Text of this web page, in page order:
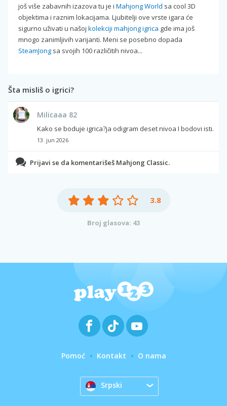
još više zabavnih izazova tu je i Mahjong World sa cool 3D
objektima i raznim lokacijama. Ljubitelji ove vrste igara će
sigurno uživati u našoj kolekciji mahjong igrica gde ima još
mnogo zanimljivih varijanti. Meni se posebno dopada
SteamJong sa svojih 100 različitih nivoa...
Šta misliš o igrici?
Milicaaa 82
Kako se boduje igrica?ja odigram deset nivoa I bodovi isti.
13. jun 2026
Prijavi se da komentarišeš Mahjong Classic.
3.8
Broj glasova: 43
Pomoć Kontakt O nama
Srpski